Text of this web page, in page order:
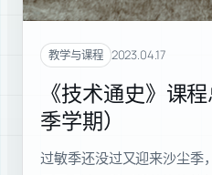
教学与课程 2023.04.17
《技术通史》课
季学期）
过敏季还没过又迎来沙尘季